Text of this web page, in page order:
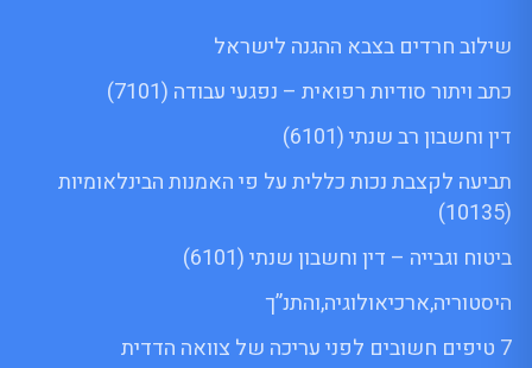
שילוב חרדים בצבא ההגנה לישראל
כתב ויתור סודיות רפואית – נפגעי עבודה (7101)
דין וחשבון רב שנתי (6101)
תביעה לקצבת נכות כללית על פי האמנות הבינלאומיות
(10135)
ביטוח וגבייה – דין וחשבון שנתי (6101)
היסטוריה,ארכיאולוגיה,והתנ”ך
7 טיפים חשובים לפני עריכה של צוואה הדדית